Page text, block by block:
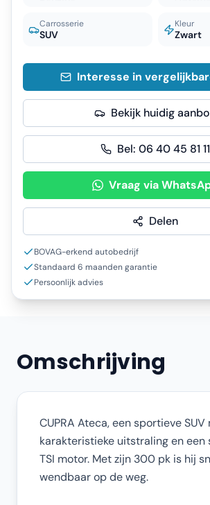
Carrosserie
SUV
Kleur
Zwart
Interesse in
Bekijk huidig
Bel: 06 40 45 81 11
Vraag via
Delen
BOVAG-erkend autobedrijf
Standaard 6 maanden garantie
Persoonlijk advies
Omschrijving
CUPRA Ateca, een sportieve
karakteristieke uitstraling en een
TSI motor. Met zijn 300 pk is hij
wendbaar op de weg.